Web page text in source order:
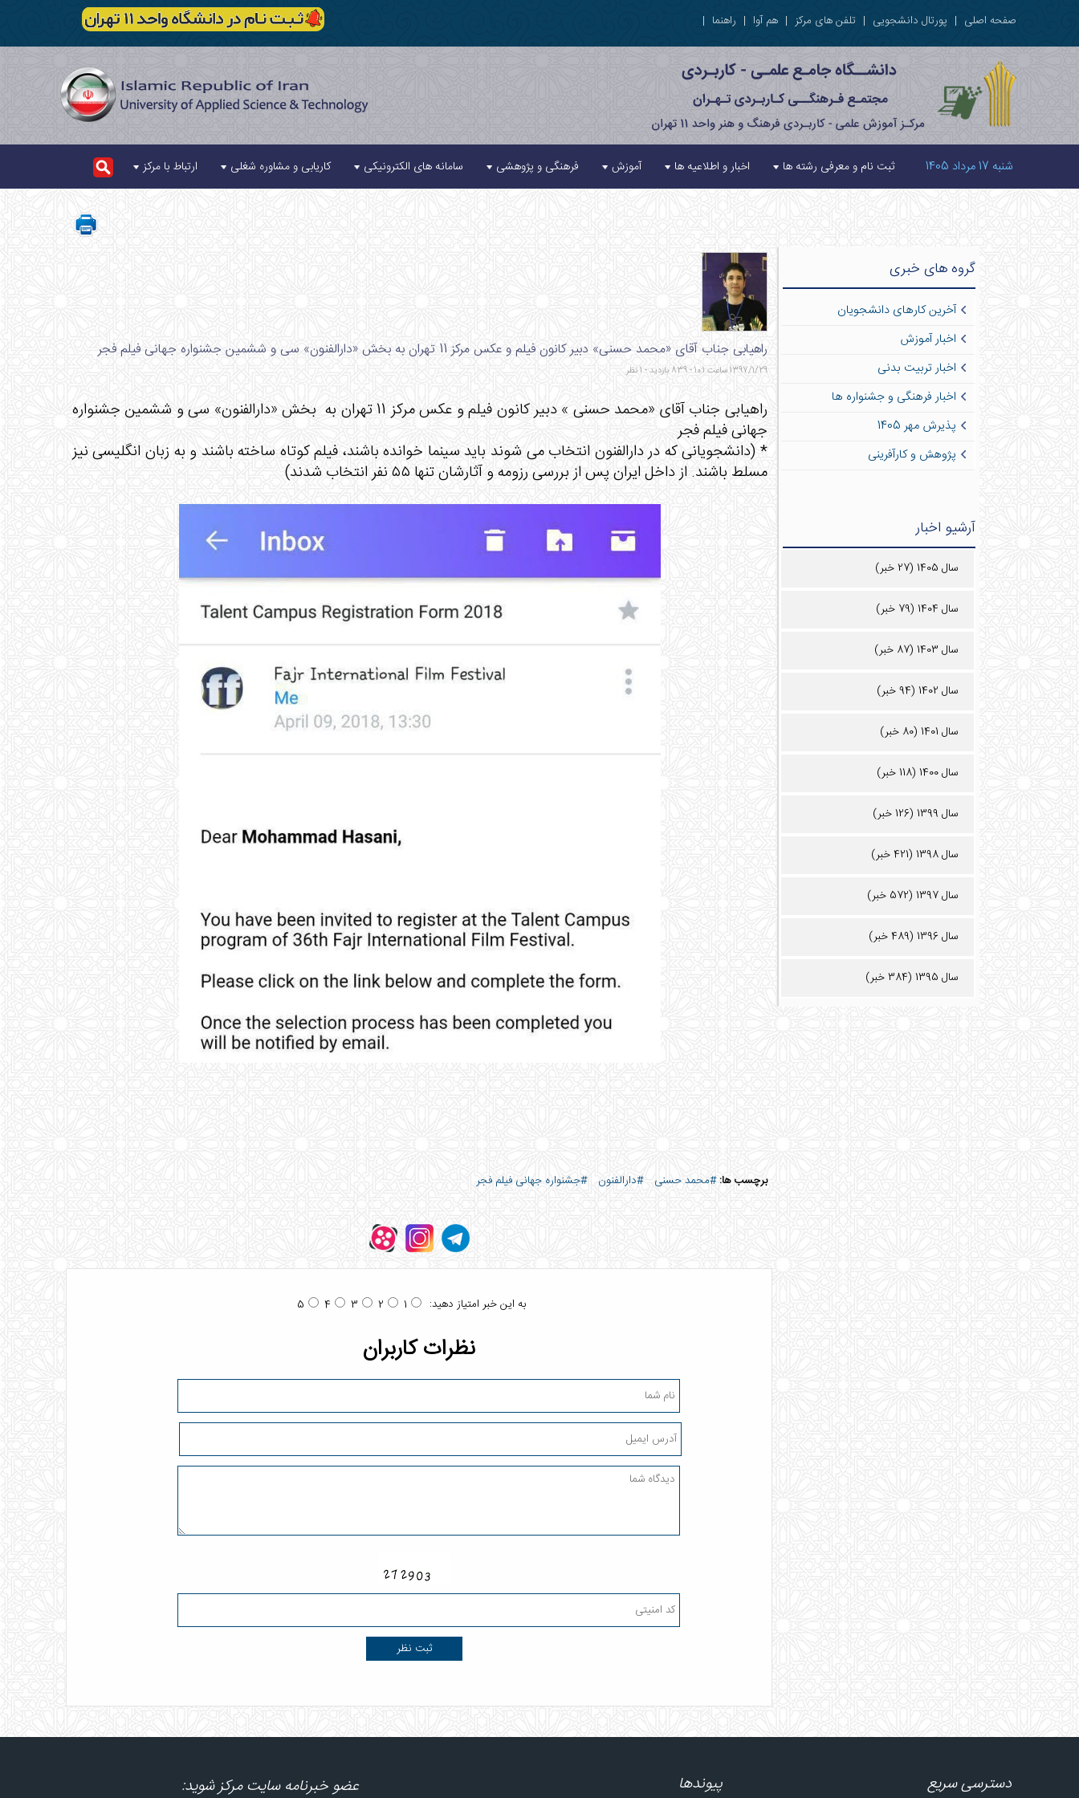
صفحه اصلی | پورتال دانشجویی | تلفن های مرکز | هم آوا | راهنما |
شنبه 17 مرداد 1405 ثبت نام و معرفی رشته ها اخبار و اطلاعیه ها آموزش فرهنگی و پژوهشی سامانه های الکترونیکی کاریابی و مشاوره شغلی ارتباط با مرکز
گروه های خبری
آخرین کارهای دانشجویان
اخبار آموزش
اخبار تربیت بدنی
اخبار فرهنگی و جشنواره ها
پذیرش مهر 1405
پژوهش و کارآفرینی
آرشیو اخبار
سال 1405 (27 خبر)
سال 1404 (79 خبر)
سال 1403 (87 خبر)
سال 1402 (94 خبر)
سال 1401 (80 خبر)
سال 1400 (118 خبر)
سال 1399 (126 خبر)
سال 1398 (421 خبر)
سال 1397 (572 خبر)
سال 1396 (489 خبر)
سال 1395 (384 خبر)
راهیابی جناب آقای «محمد حسنی» دبیر کانون فیلم و عکس مرکز 11 تهران به بخش «دارالفنون» سی و ششمین جشنواره جهانی فیلم فجر
1397/1/29 ساعت 10:1 - 839 بازدید - 1 نظر
راهیابی جناب آقای «محمد حسنی » دبیر کانون فیلم و عکس مرکز 11 تهران به بخش «دارالفنون» سی و ششمین جشنواره
جهانی فیلم فجر
* (دانشجویانی که در دارالفنون انتخاب می شوند باید سینما خوانده باشند، فیلم کوتاه ساخته باشند و به زبان انگلیسی نیز
مسلط باشند. از داخل ایران پس از بررسی رزومه و آثارشان تنها ۵۵ نفر انتخاب شدند)
برچسب ها:#محمد حسنی #دارالفنون #جشنواره جهانی فیلم فجر
به این خبر امتیاز دهید: 1
2
3
4
5
نظرات کاربران
دسترسی سریع پیوندها عضو خبرنامه سایت مرکز شوید: